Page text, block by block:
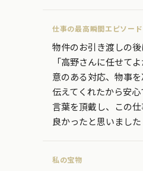
仕事の最高瞬間エピソード
物件のお引き渡しの
「高野さんに任せて
意のある対応、物事
伝えてくれたから安
言葉を頂戴し、この
良かったと思いました
私の宝物